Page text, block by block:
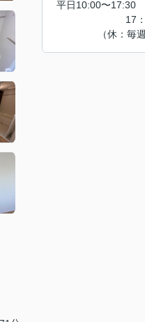
平日10:00〜17:30
17
（休：毎